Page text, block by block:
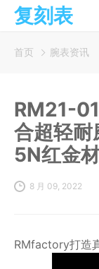
复刻表
首页 腕表资讯
RM21-
合超轻
5N红金
8 月 09, 2022
RMfactory打造